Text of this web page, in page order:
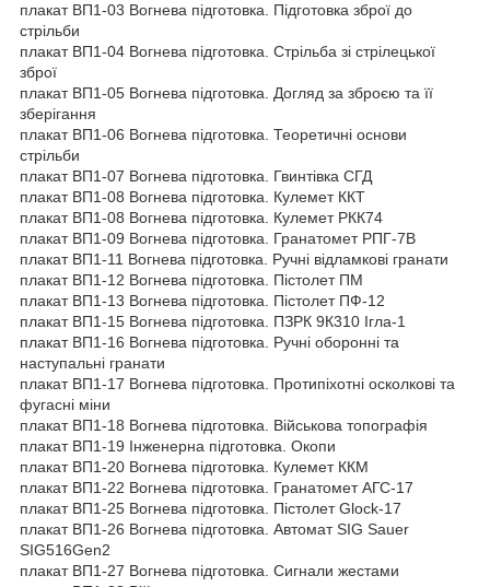
плакат ВП1-03 Вогнева підготовка. Підготовка зброї до
стрільби
плакат ВП1-04 Вогнева підготовка. Стрільба зі стрілецької
зброї
плакат ВП1-05 Вогнева підготовка. Догляд за зброєю та її
зберігання
плакат ВП1-06 Вогнева підготовка. Теоретичні основи
стрільби
плакат ВП1-07 Вогнева підготовка. Гвинтівка СГД
плакат ВП1-08 Вогнева підготовка. Кулемет ККТ
плакат ВП1-08 Вогнева підготовка. Кулемет РКК74
плакат ВП1-09 Вогнева підготовка. Гранатомет РПГ-7В
плакат ВП1-11 Вогнева підготовка. Ручні відламкові гранати
плакат ВП1-12 Вогнева підготовка. Пістолет ПМ
плакат ВП1-13 Вогнева підготовка. Пістолет ПФ-12
плакат ВП1-15 Вогнева підготовка. ПЗРК 9К310 Ігла-1
плакат ВП1-16 Вогнева підготовка. Ручні оборонні та
наступальні гранати
плакат ВП1-17 Вогнева підготовка. Протипіхотні осколкові та
фугасні міни
плакат ВП1-18 Вогнева підготовка. Військова топографія
плакат ВП1-19 Інженерна підготовка. Окопи
плакат ВП1-20 Вогнева підготовка. Кулемет ККМ
плакат ВП1-22 Вогнева підготовка. Гранатомет АГС-17
плакат ВП1-25 Вогнева підготовка. Пістолет Glock-17
плакат ВП1-26 Вогнева підготовка. Автомат SIG Sauer
SIG516Gen2
плакат ВП1-27 Вогнева підготовка. Сигнали жестами